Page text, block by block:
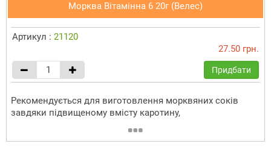
Морква Вітамінна 6 20г (Велес)
Артикул : 21120
27.50 грн.
Придбати
Рекомендується для виготовлення морквяних соків
завдяки підвищеному вмісту каротину,